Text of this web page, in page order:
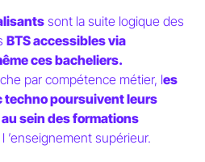
sont la suite logique des
BTS accessibles via
ces bacheliers.
par compétence métier, les
techno poursuivent leurs
sein des formations
’enseignement supérieur.